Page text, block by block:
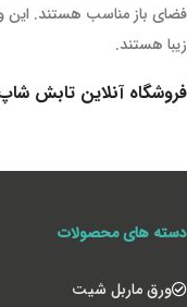
فضای باز مناسب هستند. این
زیبا هستند.
فروشگاه آنلاین تابش
دسته های محصولات
ورق ماربل شیت